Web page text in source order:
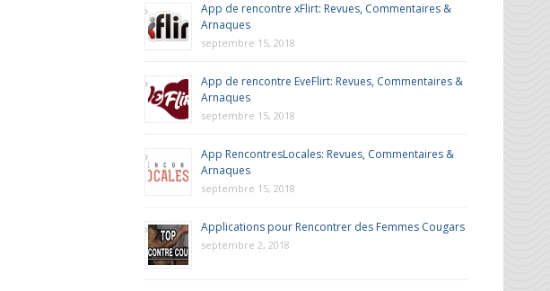
App de rencontre xFlirt: Revues, Commentaires &
Arnaques
septembre 15, 2018
App de rencontre EveFlirt: Revues, Commentaires &
Arnaques
septembre 15, 2018
App RencontresLocales: Revues, Commentaires &
Arnaques
septembre 15, 2018
Applications pour Rencontrer des Femmes Cougars
septembre 2, 2018